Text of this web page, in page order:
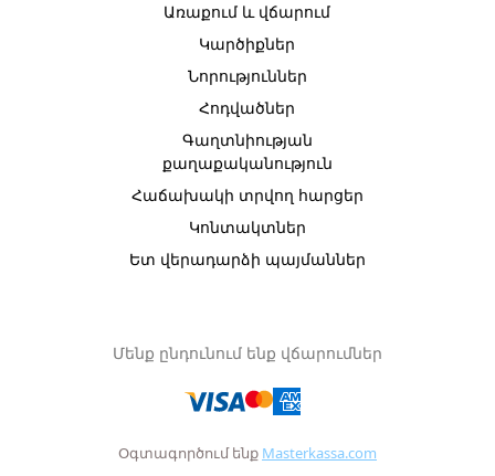
Առաքում և վճարում
Կարծիքներ
Նորություններ
Հոդվածներ
Գաղտնիության
քաղաքականություն
Հաճախակի տրվող հարցեր
Կոնտակտներ
Ետ վերադարձի պայմաններ
Մենք ընդունում ենք վճարումներ
Օգտագործում ենք Masterkassa.com